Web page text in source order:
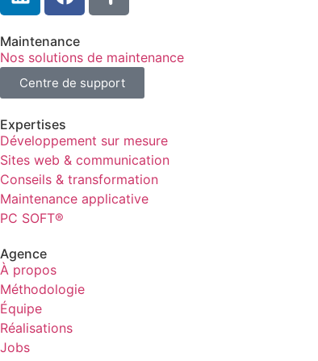
Maintenance
Nos solutions de maintenance
Centre de support
Expertises
Développement sur mesure
Sites web & communication
Conseils & transformation
Maintenance applicative
PC SOFT®
Agence
À propos
Méthodologie
Équipe
Réalisations
Jobs